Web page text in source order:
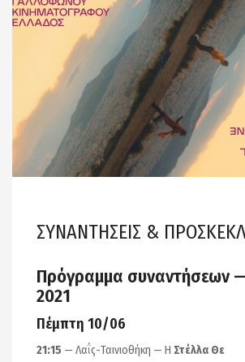
ΣΥΝΑΝΤΗΣΕΙΣ &
Πρόγραμμα συναντήσεων —
2021
Πέμπτη 10/06
21:15 — Λαΐς-Ταινιοθήκη — Η Στέλλα Θε